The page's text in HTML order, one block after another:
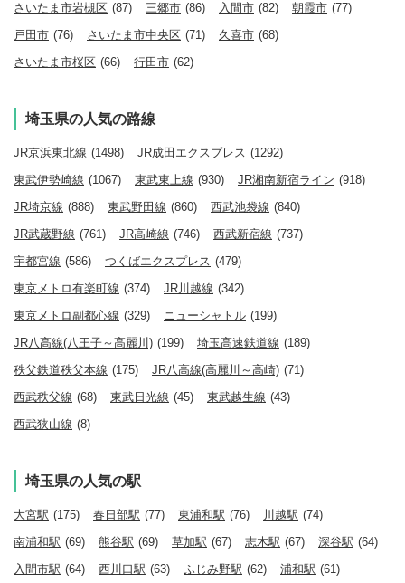
さいたま市岩槻区 (87) 三郷市 (86) 入間市 (82) 朝霞市 (77)
戸田市 (76) さいたま市中央区 (71) 久喜市 (68)
さいたま市桜区 (66) 行田市 (62)
埼玉県の人気の路線
JR京浜東北線 (1498) JR成田エクスプレス (1292)
東武伊勢崎線 (1067) 東武東上線 (930) JR湘南新宿ライン (918)
JR埼京線 (888) 東武野田線 (860) 西武池袋線 (840)
JR武蔵野線 (761) JR高崎線 (746) 西武新宿線 (737)
宇都宮線 (586) つくばエクスプレス (479)
東京メトロ有楽町線 (374) JR川越線 (342)
東京メトロ副都心線 (329) ニューシャトル (199)
JR八高線(八王子～高麗川) (199) 埼玉高速鉄道線 (189)
秩父鉄道秩父本線 (175) JR八高線(高麗川～高崎) (71)
西武秩父線 (68) 東武日光線 (45) 東武越生線 (43)
西武狭山線 (8)
埼玉県の人気の駅
大宮駅 (175) 春日部駅 (77) 東浦和駅 (76) 川越駅 (74)
南浦和駅 (69) 熊谷駅 (69) 草加駅 (67) 志木駅 (67) 深谷駅 (64)
入間市駅 (64) 西川口駅 (63) ふじみ野駅 (62) 浦和駅 (61)